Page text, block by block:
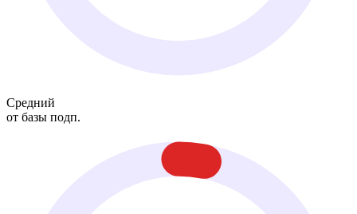
Средний
от базы подп.